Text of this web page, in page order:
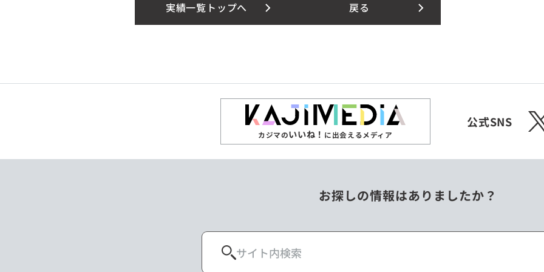
実績一覧トップへ 戻る
カジマのいいね！ に出会えるメディア
公式SNS X
お探しの情報はありましたか？